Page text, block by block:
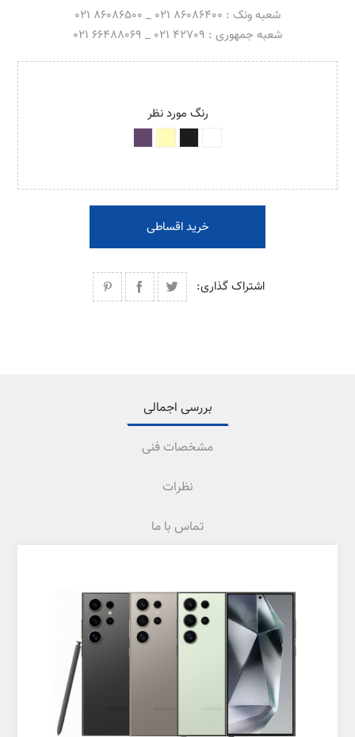
شعبه ونک : 86086400 021 _ 86086500 021
شعبه جمهوری : 42709 021 _ 66488069 021
رنگ مورد نظر
خرید اقساطی
اشتراک گذاری:
بررسی اجمالی
مشخصات فنی
نظرات
تماس با ما